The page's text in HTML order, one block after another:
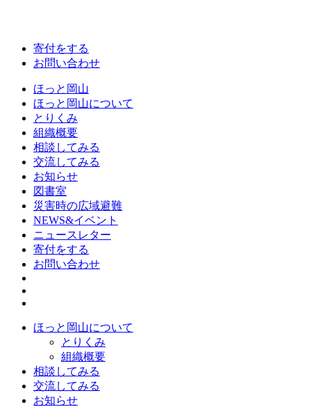
寄付をする
お問い合わせ
ほっと岡山
ほっと岡山について
とりくみ
組織概要
相談してみる
交流してみる
お知らせ
図書室
災害時の広域避難
NEWS&イベント
ニュースレター
寄付をする
お問い合わせ
ほっと岡山について
とりくみ
組織概要
相談してみる
交流してみる
お知らせ